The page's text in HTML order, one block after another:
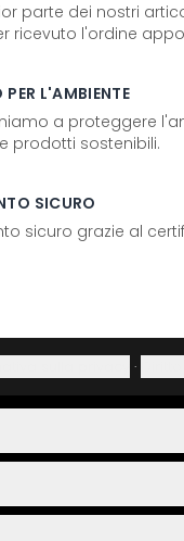
parte dei nostri
ricevuto l'ordine
PER L'AMBIENTE
a proteggere
prodotti sostenibili.
SICURO
sicuro grazie al
·